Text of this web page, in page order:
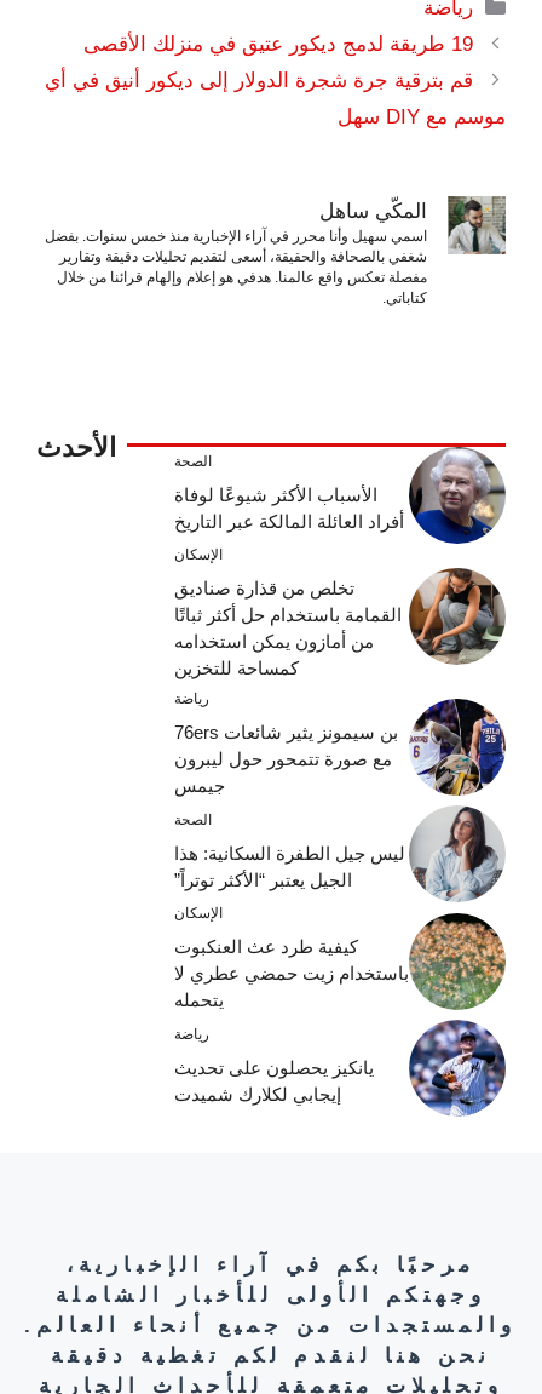
رياضة
19 طريقة لدمج ديكور عتيق في منزلك الأقصى
قم بترقية جرة شجرة الدولار إلى ديكور أنيق في أي
موسم مع DIY سهل
المكّي ساهل
اسمي سهيل وأنا محرر في آراء الإخبارية منذ خمس سنوات. بفضل
شغفي بالصحافة والحقيقة، أسعى لتقديم تحليلات دقيقة وتقارير
مفصلة تعكس واقع عالمنا. هدفي هو إعلام وإلهام قرائنا من خلال
كتاباتي.
الأحدث الصحة
الأسباب الأكثر شيوعًا لوفاة
أفراد العائلة المالكة عبر التاريخ
الإسكان
تخلص من قذارة صناديق
القمامة باستخدام حل أكثر ثباتًا
من أمازون يمكن استخدامه
كمساحة للتخزين
رياضة
بن سيمونز يثير شائعات 76ers
مع صورة تتمحور حول ليبرون
جيمس
الصحة
ليس جيل الطفرة السكانية: هذا
الجيل يعتبر “الأكثر توتراً”
الإسكان
كيفية طرد عث العنكبوت
باستخدام زيت حمضي عطري لا
يتحمله
رياضة
يانكيز يحصلون على تحديث
إيجابي لكلارك شميدت
مرحبًا بكم في آراء الإخبارية،
وجهتكم الأولى للأخبار الشاملة
والمستجدات من جميع أنحاء العالم.
نحن هنا لنقدم لكم تغطية دقيقة
وتحليلات متعمقة للأحداث الجارية